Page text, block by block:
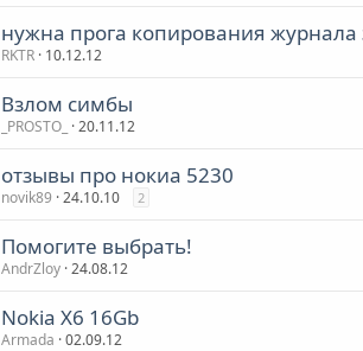
нужна прога копирования журнала
RKTR 10.12.12
Взлом симбы
_PROSTO_ 20.11.12
отзывы про нокиа 5230
novik89 24.10.10 2
Помогите выбрать!
AndrZloy 24.08.12
Nokia X6 16Gb
Armada 02.09.12